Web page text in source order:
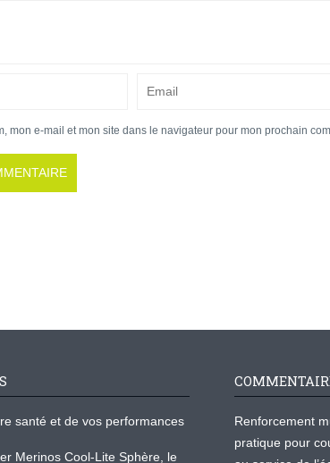
mon e-mail et mon site dans le navigateur pour mon prochain
santé et de vos performances
Merinos Cool-Lite Sphère, le
Renforcement
pratique pour